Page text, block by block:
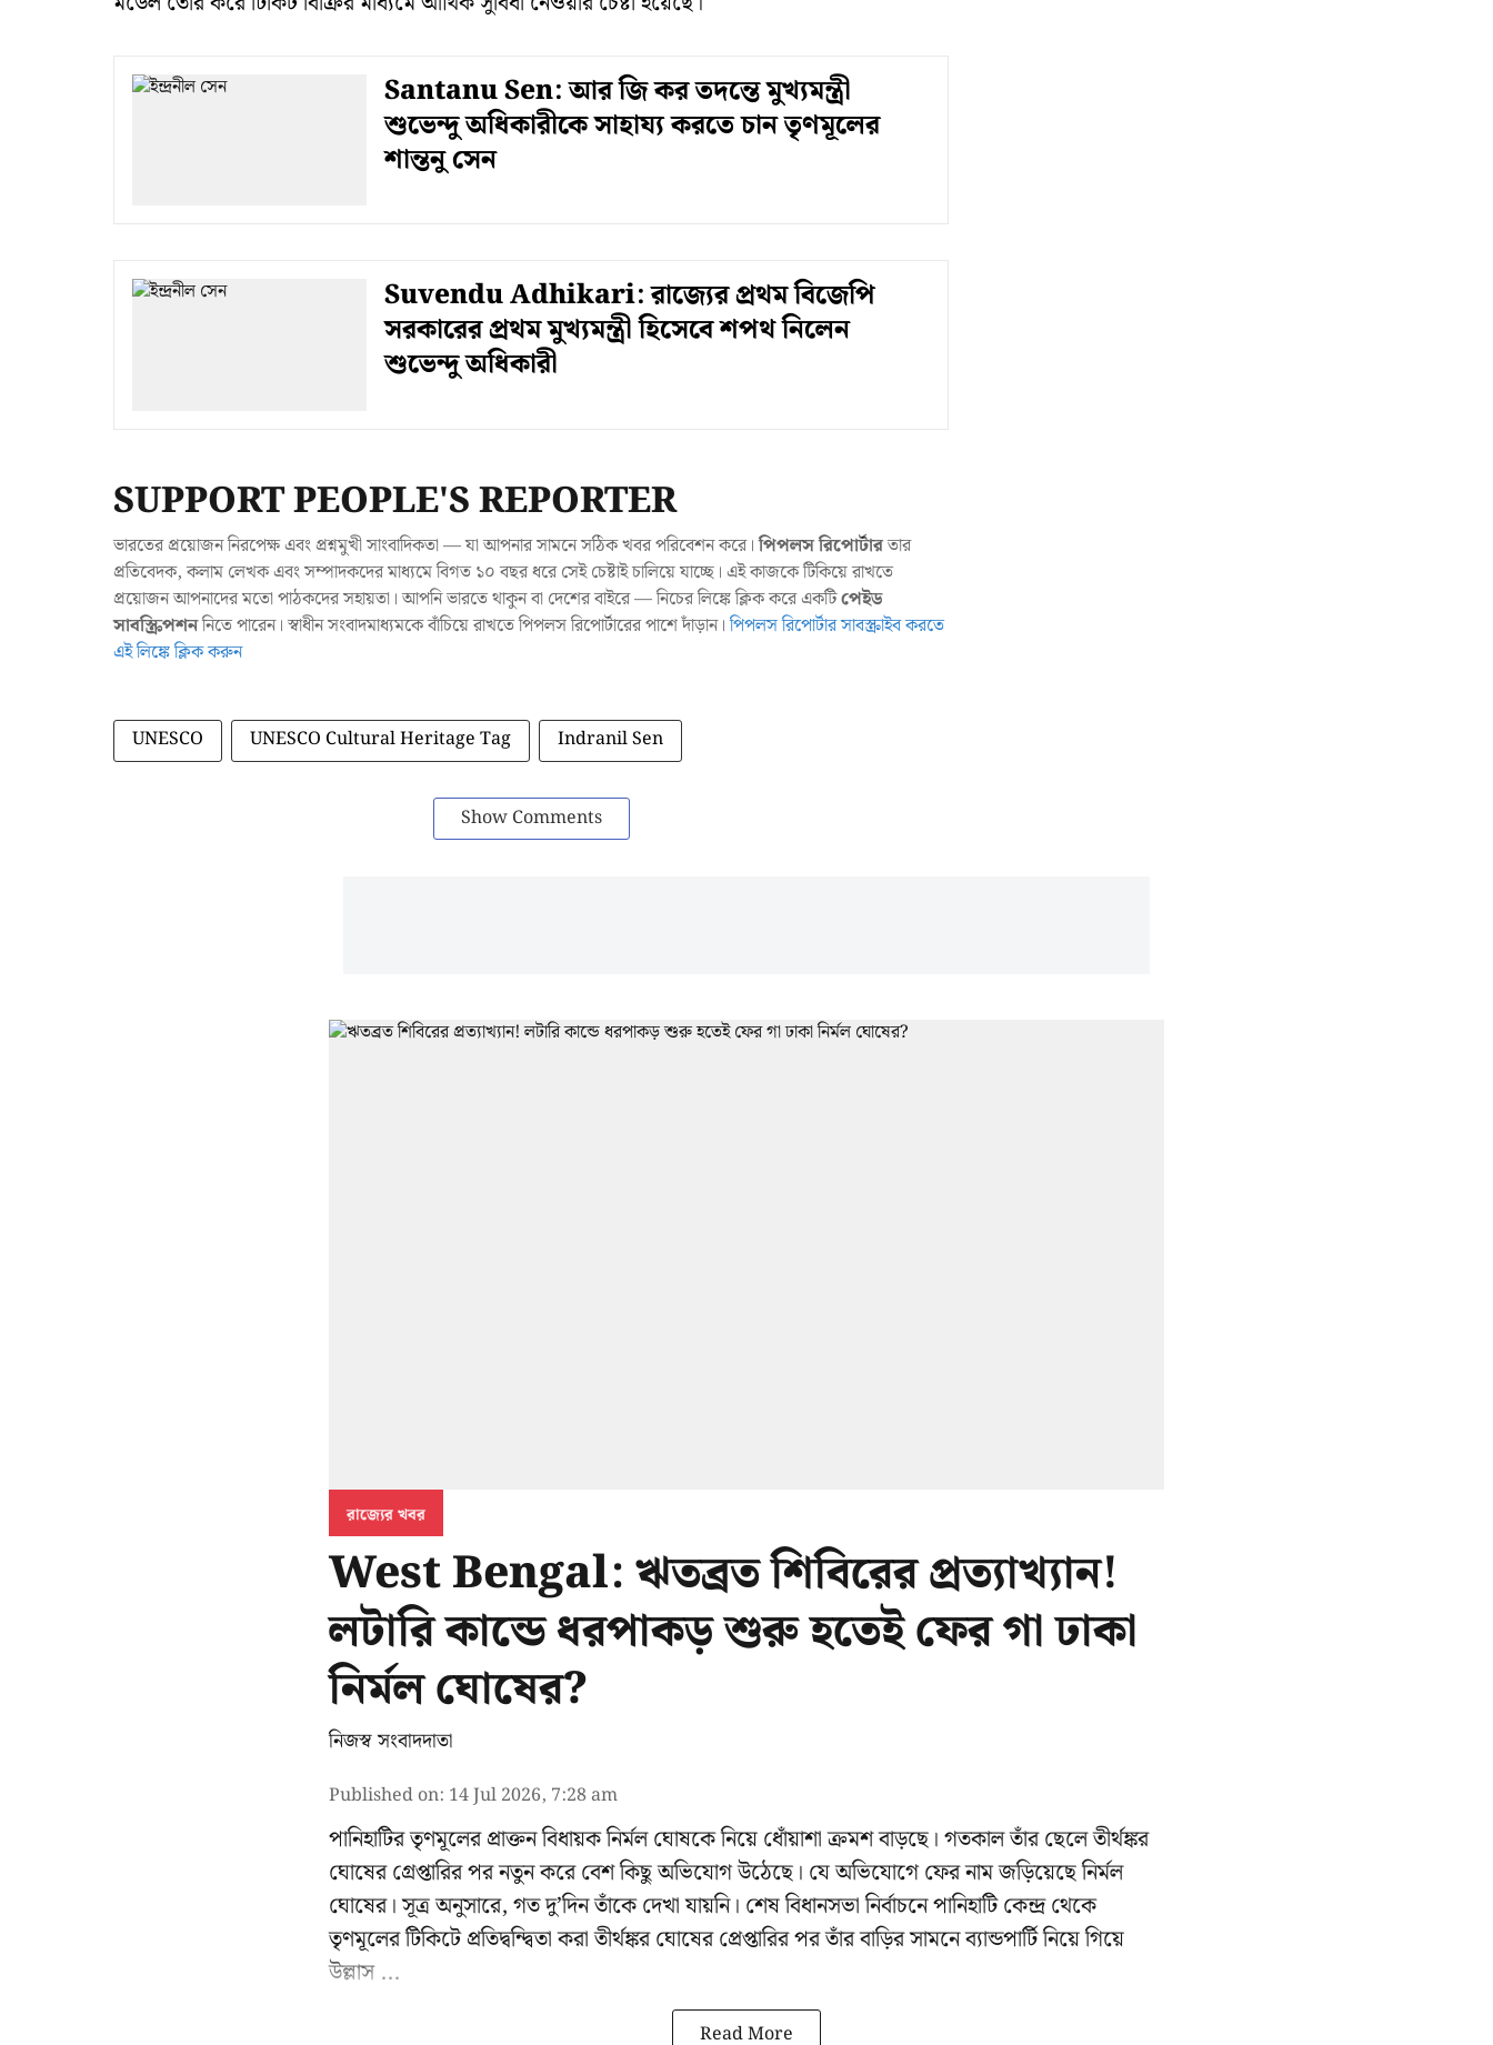
Santanu Sen: আর জি কর তদন্তে মুখ্যমন্ত্রী
শুভেন্দু অধিকারীকে সাহায্য করতে চান তৃণমূলের
শান্তনু সেন
Suvendu Adhikari: রাজ্যের প্রথম বিজেপি
সরকারের প্রথম মুখ্যমন্ত্রী হিসেবে শপথ নিলেন
শুভেন্দু অধিকারী
SUPPORT PEOPLE'S REPORTER
ভারতের প্রয়োজন নিরপেক্ষ এবং প্রশ্নমুখী সাংবাদিকতা — যা আপনার সামনে সঠিক খবর পরিবেশন করে।পিপলস রিপোর্টারতার
প্রতিবেদক, কলাম লেখক এবং সম্পাদকদের মাধ্যমে বিগত ১০ বছর ধরে সেই চেষ্টাই চালিয়ে যাচ্ছে। এই কাজকে টিকিয়ে রাখতে
প্রয়োজন আপনাদের মতো পাঠকদের সহায়তা। আপনি ভারতে থাকুন বা দেশের বাইরে — নিচের লিঙ্কে ক্লিক করে একটিপেইড
সাবস্ক্রিপশননিতে পারেন। স্বাধীন সংবাদমাধ্যমকে বাঁচিয়ে রাখতে পিপলস রিপোর্টারের পাশে দাঁড়ান।পিপলস রিপোর্টার সাবস্ক্রাইব করতে
এই লিঙ্কে ক্লিক করুন
UNESCO UNESCO Cultural Heritage Tag Indranil Sen
Show Comments
রাজ্যের খবর
West Bengal: ঋতব্রত শিবিরের প্রত্যাখ্যান!
লটারি কান্ডে ধরপাকড় শুরু হতেই ফের গা ঢাকা
নির্মল ঘোষের?
নিজস্ব সংবাদদাতা
Published on: 14 Jul 2026, 7:28 am
পানিহাটির তৃণমূলের প্রাক্তন বিধায়ক নির্মল ঘোষকে নিয়ে ধোঁয়াশা ক্রমশ বাড়ছে। গতকাল তাঁর ছেলে তীর্থঙ্কর
ঘোষের গ্রেপ্তারির পর নতুন করে বেশ কিছু অভিযোগ উঠেছে। যে অভিযোগে ফের নাম জড়িয়েছে নির্মল
ঘোষের। সূত্র অনুসারে, গত দু’দিন তাঁকে দেখা যায়নি। শেষ বিধানসভা নির্বাচনে পানিহাটি কেন্দ্র থেকে
তৃণমূলের টিকিটে প্রতিদ্বন্দ্বিতা করা তীর্থঙ্কর ঘোষের প্রেপ্তারির পর তাঁর বাড়ির সামনে ব্যান্ডপার্টি নিয়ে গিয়ে
উল্লাস ...
Read More